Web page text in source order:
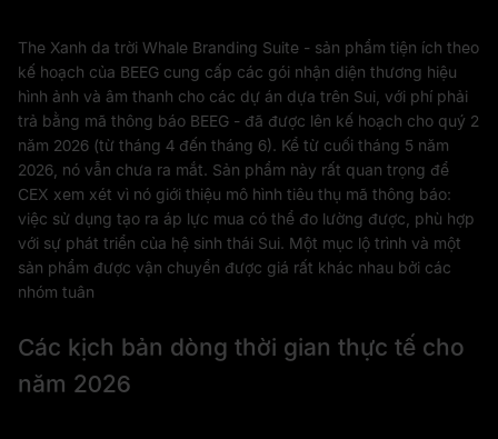
The Xanh da trời Whale Branding Suite - sản phẩm tiện ích theo
kế hoạch của BEEG cung cấp các gói nhận diện thương hiệu
hình ảnh và âm thanh cho các dự án dựa trên Sui, với phí phải
trả bằng mã thông báo BEEG - đã được lên kế hoạch cho quý 2
năm 2026 (từ tháng 4 đến tháng 6). Kể từ cuối tháng 5 năm
2026, nó vẫn chưa ra mắt. Sản phẩm này rất quan trọng để
CEX xem xét vì nó giới thiệu mô hình tiêu thụ mã thông báo:
việc sử dụng tạo ra áp lực mua có thể đo lường được, phù hợp
với sự phát triển của hệ sinh thái Sui. Một mục lộ trình và một
sản phẩm được vận chuyển được giá rất khác nhau bởi các
nhóm tuân
Các kịch bản dòng thời gian thực tế cho
năm 2026